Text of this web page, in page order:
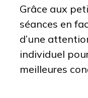
Grâce aux
séances en
d’une
individuel
meilleures